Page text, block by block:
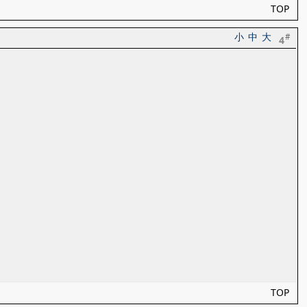
TOP
4#
大
中
小
TOP